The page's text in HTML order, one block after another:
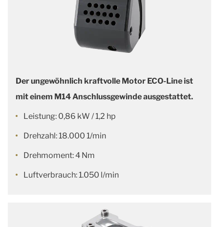
Der ungewöhnlich kraftvolle Motor ECO-Line ist
mit einem M14 Anschlussgewinde ausgestattet.
Leistung: 0,86 kW / 1,2 hp
Drehzahl: 18.000 1/min
Drehmoment: 4 Nm
Luftverbrauch: 1.050 l/min